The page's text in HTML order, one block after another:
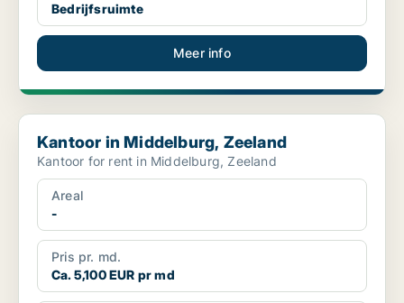
Bedrijfsruimte
Meer info
Kantoor in Middelburg, Zeeland
Kantoor in Middelburg, Zeeland
Kantoor for rent in Middelburg, Zeeland
Areal
-
Pris pr. md.
Ca. 5,100 EUR pr md